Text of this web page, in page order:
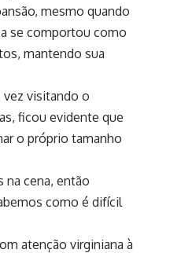
mesmo quando
se comportou como
mantendo sua
vez visitando o
ficou evidente que
o próprio tamanho
na cena, então
como é difícil
atenção virginiana à